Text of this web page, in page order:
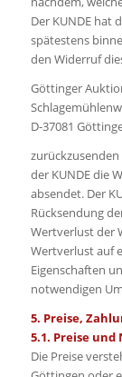
Der KUNDE hat
spätestens
den Widerruf
Göttinger
D-37081
der KUNDE die
absendet. Der
Rücksendung
Wertverlust der
Wertverlust auf
Eigenschaften
notwendigen
5. Preise,
5.1. Preise
Die Preise